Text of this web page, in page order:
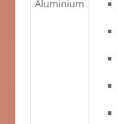
Aluminium